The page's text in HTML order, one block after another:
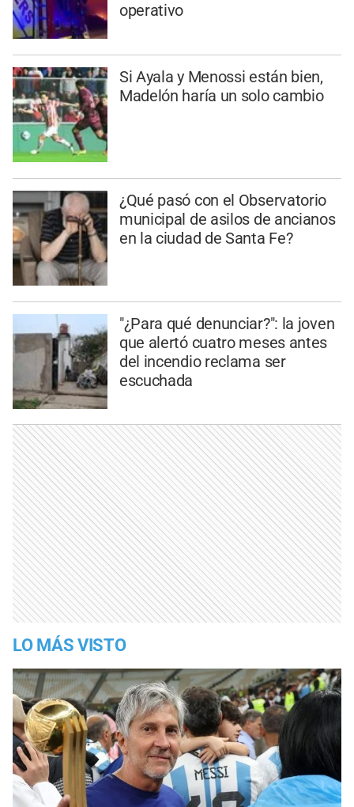
operativo
Si Ayala y Menossi están bien,
Madelón haría un solo cambio
¿Qué pasó con el Observatorio
municipal de asilos de ancianos
en la ciudad de Santa Fe?
"¿Para qué denunciar?": la joven
que alertó cuatro meses antes
del incendio reclama ser
escuchada
LO MÁS VISTO